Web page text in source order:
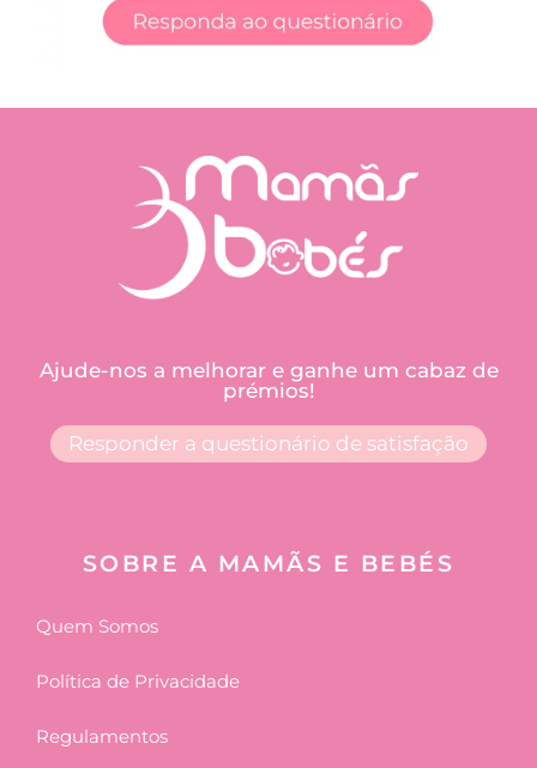
Ajude-nos a melhorar e ganhe um cabaz de
prémios!
Responder a questionário de satisfação
SOBRE A MAMÃS E BEBÉS
Quem Somos
Política de Privacidade
Regulamentos